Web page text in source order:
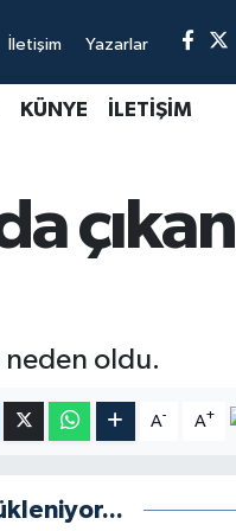
İletişim Yazarlar
KÜNYE İLETİŞİM
çıkan
neden oldu.
A- A+